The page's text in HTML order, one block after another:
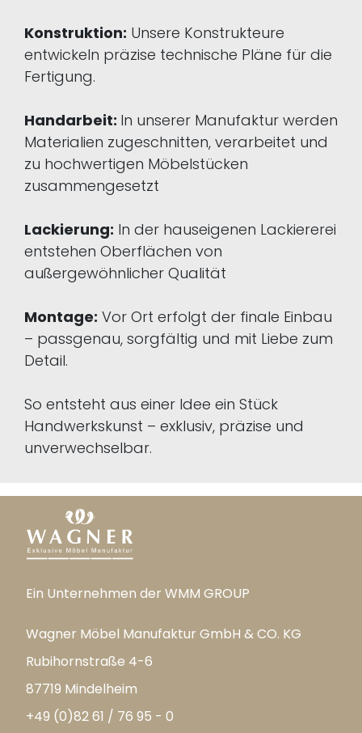
Konstruktion: Unsere Konstrukteure
entwickeln präzise technische Pläne für die
Fertigung.
Handarbeit: In unserer Manufaktur werden
Materialien zugeschnitten, verarbeitet und
zu hochwertigen Möbelstücken
zusammengesetzt
Lackierung: In der hauseigenen Lackiererei
entstehen Oberflächen von
außergewöhnlicher Qualität
Montage: Vor Ort erfolgt der finale Einbau
– passgenau, sorgfältig und mit Liebe zum
Detail.
So entsteht aus einer Idee ein Stück
Handwerkskunst – exklusiv, präzise und
unverwechselbar.
Ein Unternehmen der WMM GROUP
Wagner Möbel Manufaktur GmbH & CO. KG
Rubihornstraße 4-6
87719 Mindelheim
+49 (0)82 61 / 76 95 - 0